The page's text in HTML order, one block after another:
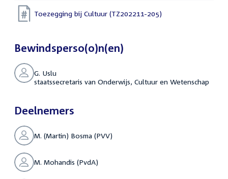
Toezegging bij Cultuur (TZ202211-205)
Bewindsperso(o)n(en)
G. Uslu
staatssecretaris van Onderwijs, Cultuur en Wetenschap
Deelnemers
M. (Martin) Bosma (PVV)
M. Mohandis (PvdA)